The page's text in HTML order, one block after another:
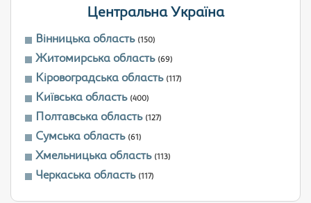
Центральна Україна
Вінницька область (150)
Житомирська область (69)
Кіровоградська область (117)
Київська область (400)
Полтавська область (127)
Сумська область (61)
Хмельницька область (113)
Черкаська область (117)